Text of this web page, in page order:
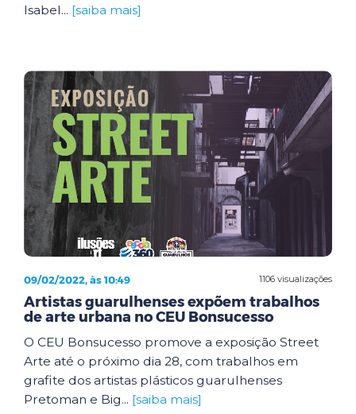
Isabel... [saiba mais]
1106 visualizações
09/02/2022, às 10:49
Artistas guarulhenses expõem trabalhos
de arte urbana no CEU Bonsucesso
O CEU Bonsucesso promove a exposição Street
Arte até o próximo dia 28, com trabalhos em
grafite dos artistas plásticos guarulhenses
Pretoman e Big... [saiba mais]